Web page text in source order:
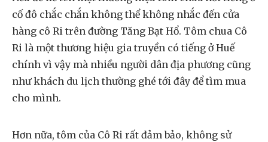
cố đô chắc chắn không thể không nhắc đến cửa
hàng cô Ri trên đường Tăng Bạt Hổ. Tôm chua Cô
Ri là một thương hiệu gia truyền có tiếng ở Huế
chính vì vậy mà nhiều người dân địa phương cũng
như khách du lịch thường ghé tới đây để tìm mua
cho mình.
Hơn nữa, tôm của Cô Ri rất đảm bảo, không sử